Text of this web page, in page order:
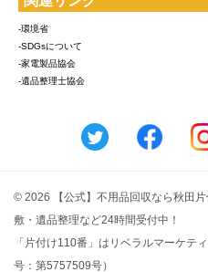
-環境省
-SDGsについて
-家電製品協会
-遺品整理士協会
© 2026 【公式】不用品回収なら秋田
敷・遺品整理など24時間受付中！
「片付け110番」はリベラルマーケテ
号：第5757509号）